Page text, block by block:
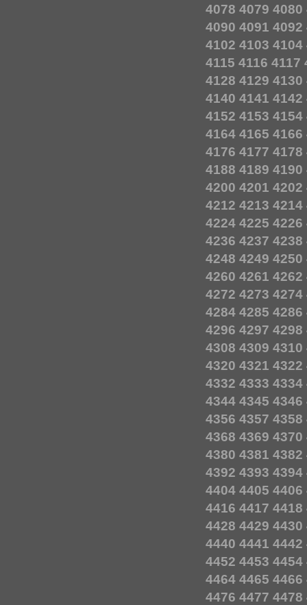
4078 4079 4080
4090 4091 4092
4102 4103 4104
4115 4116 4117
4128 4129 4130
4140 4141 4142
4152 4153 4154
4164 4165 4166
4176 4177 4178
4188 4189 4190
4200 4201 4202
4212 4213 4214
4224 4225 4226
4236 4237 4238
4248 4249 4250
4260 4261 4262
4272 4273 4274
4284 4285 4286
4296 4297 4298
4308 4309 4310
4320 4321 4322
4332 4333 4334
4344 4345 4346
4356 4357 4358
4368 4369 4370
4380 4381 4382
4392 4393 4394
4404 4405 4406
4416 4417 4418
4428 4429 4430
4440 4441 4442
4452 4453 4454
4464 4465 4466
4476 4477 4478